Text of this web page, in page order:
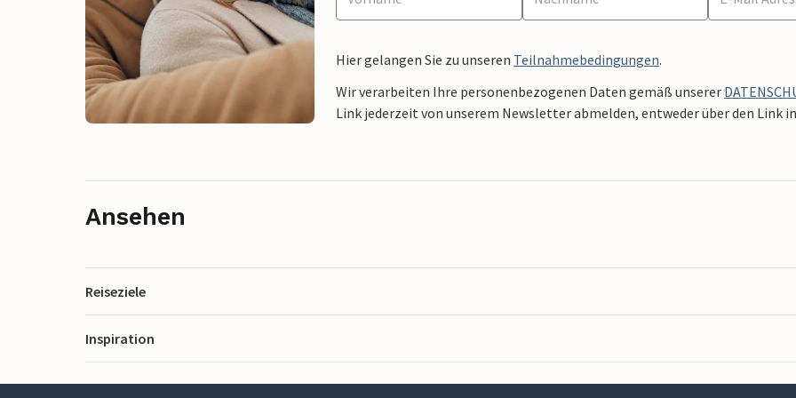
Hier gelangen Sie zu unseren Teilnahmebedingungen.
Wir verarbeiten Ihre personenbezogenen Daten gemäß unserer
Link jederzeit von unserem Newsletter abmelden, entweder über den Link
Ansehen
Reiseziele
Inspiration